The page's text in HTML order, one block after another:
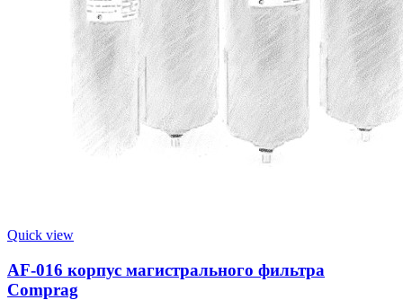
Quick view
AF-016 корпус магистрального фильтра
Comprag